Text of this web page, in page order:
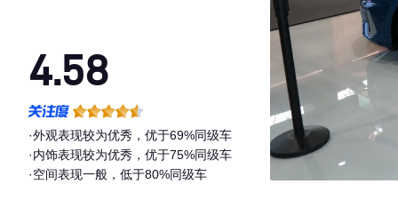
4.58
·外观表现较为优秀，优于69%同级车
·内饰表现较为优秀，优于75%同级车
·空间表现一般，低于80%同级车